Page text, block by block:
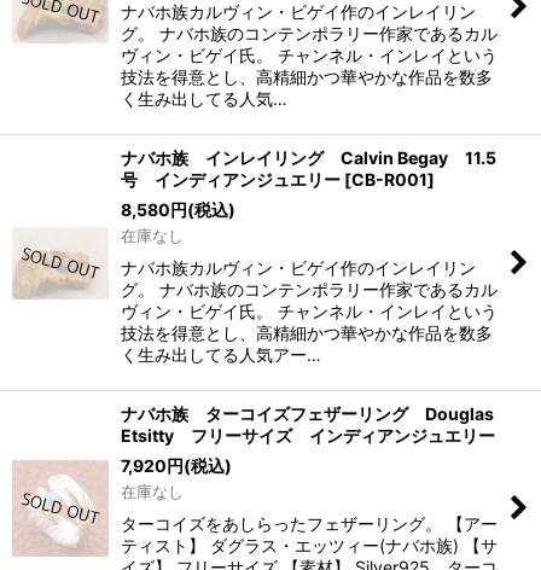
ナバホ族カルヴィン・ビゲイ作のインレイリン
グ。 ナバホ族のコンテンポラリー作家であるカル
ヴィン・ビゲイ氏。 チャンネル・インレイという
技法を得意とし、高精細かつ華やかな作品を数多
く生み出してる人気…
ナバホ族 インレイリング Calvin Begay 11.5
号 インディアンジュエリー [CB-R001]
8,580円(税込)
在庫なし
ナバホ族カルヴィン・ビゲイ作のインレイリン
グ。 ナバホ族のコンテンポラリー作家であるカル
ヴィン・ビゲイ氏。 チャンネル・インレイという
技法を得意とし、高精細かつ華やかな作品を数多
く生み出してる人気アー…
ナバホ族 ターコイズフェザーリング Douglas
Etsitty フリーサイズ インディアンジュエリー
7,920円(税込)
在庫なし
ターコイズをあしらったフェザーリング。 【アー
ティスト】 ダグラス・エッツィー(ナバホ族) 【サ